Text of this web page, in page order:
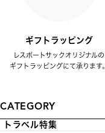
ギフトラッピング
レスポートサックオリジナルの
ギフトラッピングにて承ります。
CATEGORY
トラベル特集